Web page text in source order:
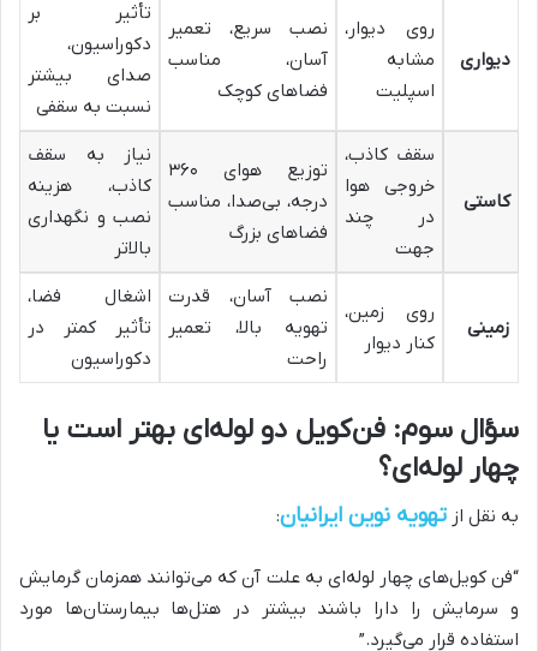
دیواری
روی دیوار،
مشابه
اسپلیت
نصب سریع، تعمیر
آسان، مناسب
فضاهای کوچک
تأثیر بر
دکوراسیون،
صدای بیشتر
نسبت به سقفی
کاستی
سقف کاذب،
خروجی هوا
در چند
جهت
توزیع هوای ۳۶۰
درجه، بی‌صدا، مناسب
فضاهای بزرگ
نیاز به سقف
کاذب، هزینه
نصب و نگهداری
بالاتر
زمینی
روی زمین،
کنار دیوار
نصب آسان، قدرت
تهویه بالا، تعمیر
راحت
اشغال فضا،
تأثیر کمتر در
دکوراسیون
سؤال سوم: فن‌کویل دو لوله‌ای بهتر است یا
چهار لوله‌ای؟
به نقل از تهویه نوین ایرانیان:
“فن کویل‌های چهار لوله‌ای به علت آن که می‌توانند همزمان گرمایش
و سرمایش را دارا باشند بیشتر در هتل‌ها بیمارستان‌ها مورد
استفاده قرار می‌گیرد.”